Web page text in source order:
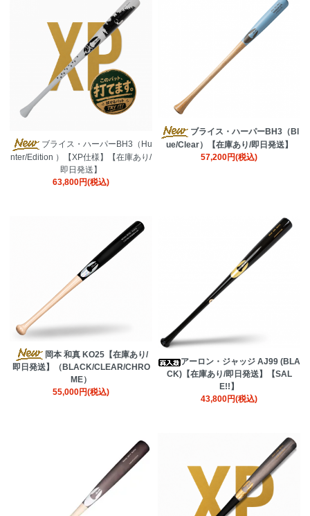
ブライス・ハーパーBH3（Hu
nter/Edition ）【XP仕様】【在庫あり/
即日発送】
63,800円(税込)
ブライス・ハーパーBH3（Bl
ue/Clear）【在庫あり/即日発送】
57,200円(税込)
岡本 和真 KO25【在庫あり/
即日発送】（BLACK/CLEAR/CHRO
ME）
55,000円(税込)
アーロン・ジャッジ AJ99 (BLA
CK)【在庫あり/即日発送】【SAL
E!!】
43,800円(税込)